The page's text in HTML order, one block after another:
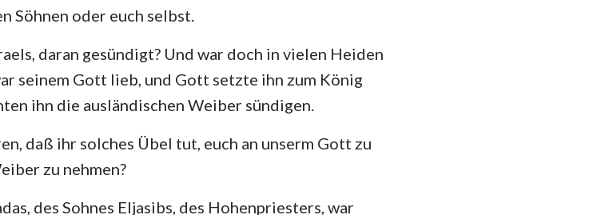
Söhnen oder euch selbst.
daran gesündigt? Und war doch in vielen Heiden
seinem Gott lieb, und Gott setzte ihn zum König
ihn die ausländischen Weiber sündigen.
daß ihr solches Übel tut, euch an unserm Gott zu
zu nehmen?
des Sohnes Eljasibs, des Hohenpriesters, war